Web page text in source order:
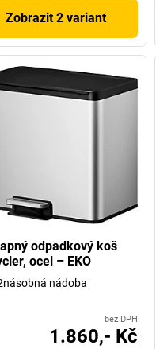
Zobrazit 2 variant
odpadkový koš
ocel – EKO
nádoba
bez DPH
1.860,- Kč